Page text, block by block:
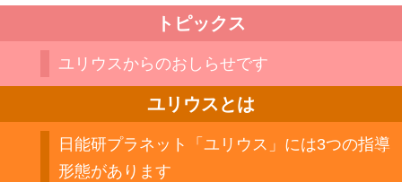
トピックス
ユリウスからのおしらせです
ユリウスとは
日能研プラネット「ユリウス」には3つの指導
形態があります